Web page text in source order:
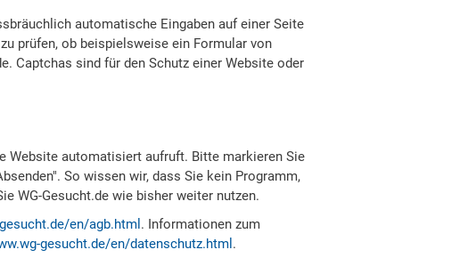
automatische Eingaben auf einer Seite
prüfen, ob beispielsweise ein Formular von
Captchas sind für den Schutz einer Website oder
Website automatisiert aufruft. Bitte markieren Sie
So wissen wir, dass Sie kein Programm,
WG-Gesucht.de wie bisher weiter nutzen.
en/agb.html . Informationen zum
gesucht.de/en/datenschutz.html .